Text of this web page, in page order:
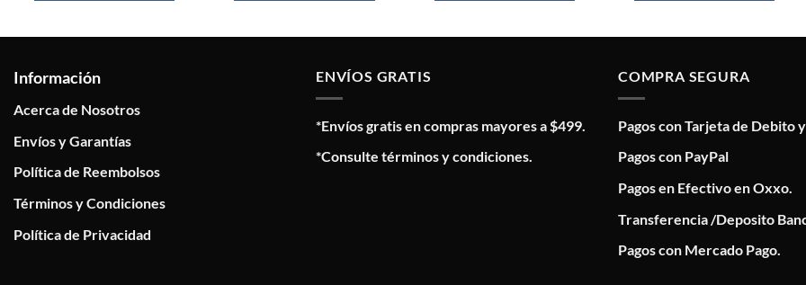
Información
Acerca de Nosotros
Envíos y Garantías
Política de Reembolsos
Términos y Condiciones
Política de Privacidad
ENVÍOS GRATIS
*Envíos gratis en compras mayores a $499.
*Consulte términos y condiciones.
COMPRA SEGURA
Pagos con Tarjeta de Debito
Pagos con PayPal
Pagos en Efectivo en Oxxo.
Transferencia /Deposito
Pagos con Mercado Pago.